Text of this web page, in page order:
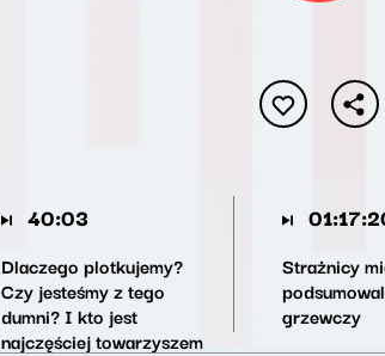
40:03
Dlaczego plotkujemy?
Czy jesteśmy z tego
dumni? I kto jest
najczęściej towarzyszem
Strażnicy
grzewczy